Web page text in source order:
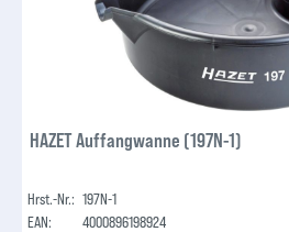
HAZET Auffangwanne (197N-1)
Hrst.-Nr.: 197N-1
EAN:
4000896198924